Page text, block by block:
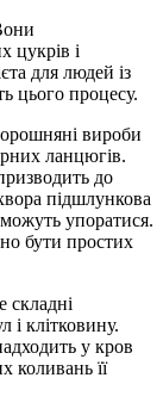
цукрів і
для людей із
цього процесу.
вироби
ланцюгів.
до
підшлункова
можуть упоратися.
бути простих
і клітковину.
у кров
коливань її